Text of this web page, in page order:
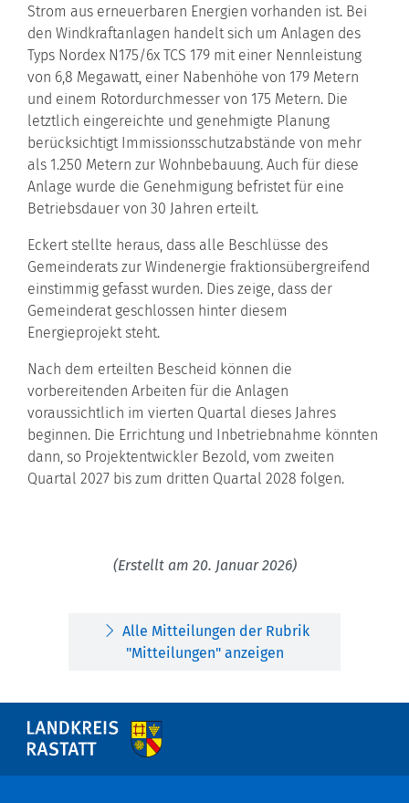
Strom aus erneuerbaren Energien vorhanden ist. Bei
den Windkraftanlagen handelt sich um Anlagen des
Typs Nordex N175/6x TCS 179 mit einer Nennleistung
von 6,8 Megawatt, einer Nabenhöhe von 179 Metern
und einem Rotordurchmesser von 175 Metern. Die
letztlich eingereichte und genehmigte Planung
berücksichtigt Immissionsschutzabstände von mehr
als 1.250 Metern zur Wohnbebauung. Auch für diese
Anlage wurde die Genehmigung befristet für eine
Betriebsdauer von 30 Jahren erteilt.
Eckert stellte heraus, dass alle Beschlüsse des
Gemeinderats zur Windenergie fraktionsübergreifend
einstimmig gefasst wurden. Dies zeige, dass der
Gemeinderat geschlossen hinter diesem
Energieprojekt steht.
Nach dem erteilten Bescheid können die
vorbereitenden Arbeiten für die Anlagen
voraussichtlich im vierten Quartal dieses Jahres
beginnen. Die Errichtung und Inbetriebnahme könnten
dann, so Projektentwickler Bezold, vom zweiten
Quartal 2027 bis zum dritten Quartal 2028 folgen.
(Erstellt am 20. Januar 2026)
Alle Mitteilungen der Rubrik
"Mitteilungen" anzeigen